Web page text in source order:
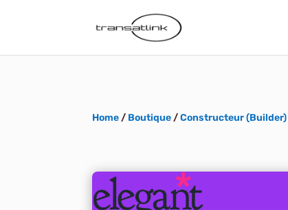
Home/ Boutique/Constructeur (Builder)